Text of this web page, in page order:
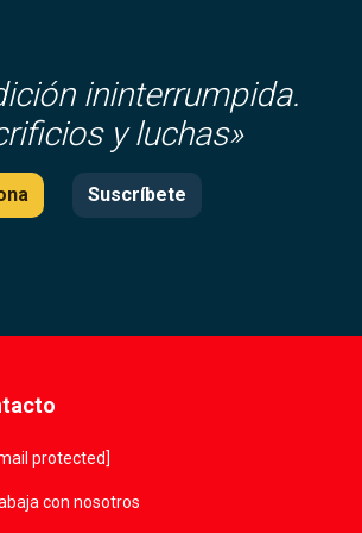
ininterrumpida.
y luchas»
Suscríbete
protected]
con nosotros